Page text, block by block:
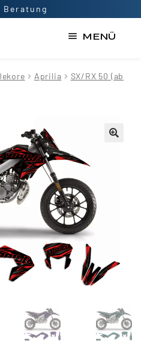
Beratung
MENÜ
Aprilia
SX/RX 50 (ab